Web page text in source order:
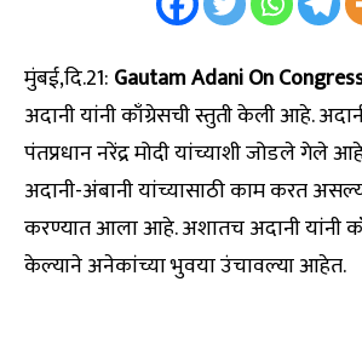
मुंबई,दि.21: Gautam Adani On
अदानी यांनी काँग्रेसची स्तुती केली आहे.
पंतप्रधान नरेंद्र मोदी यांच्याशी जोडले गेले
अदानी-अंबानी यांच्यासाठी काम करत
करण्यात आला आहे. अशातच अदानी यांनी
केल्याने अनेकांच्या भुवया उंचावल्या आहेत.